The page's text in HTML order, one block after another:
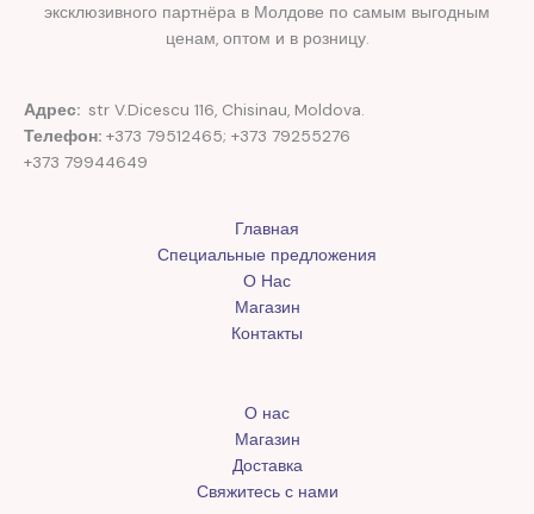
эксклюзивного партнёра в Молдове по самым выгодным
ценам, оптом и в розницу.
Адрес: str V.Dicescu 116, Chisinau, Moldova.
Телефон: +373 79512465; +373 79255276
+373 79944649
Главная
Специальные предложения
О Нас
Магазин
Контакты
О нас
Магазин
Доставка
Свяжитесь с нами